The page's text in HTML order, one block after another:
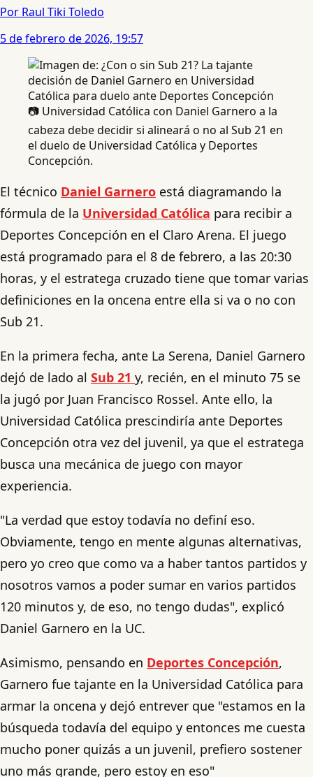
Por Raul Tiki Toledo
5 de febrero de 2026, 19:57
📷 Universidad Católica con Daniel Garnero a la
cabeza debe decidir si alineará o no al Sub 21 en
el duelo de Universidad Católica y Deportes
Concepción.
El técnico Daniel Garnero está diagramando la
fórmula de la Universidad Católica para recibir a
Deportes Concepción en el Claro Arena. El juego
está programado para el 8 de febrero, a las 20:30
horas, y el estratega cruzado tiene que tomar varias
definiciones en la oncena entre ella si va o no con
Sub 21.
En la primera fecha, ante La Serena, Daniel Garnero
dejó de lado al Sub 21 y, recién, en el minuto 75 se
la jugó por Juan Francisco Rossel. Ante ello, la
Universidad Católica prescindiría ante Deportes
Concepción otra vez del juvenil, ya que el estratega
busca una mecánica de juego con mayor
experiencia.
"La verdad que estoy todavía no definí eso.
Obviamente, tengo en mente algunas alternativas,
pero yo creo que como va a haber tantos partidos y
nosotros vamos a poder sumar en varios partidos
120 minutos y, de eso, no tengo dudas", explicó
Daniel Garnero en la UC.
Asimismo, pensando en Deportes Concepción,
Garnero fue tajante en la Universidad Católica para
armar la oncena y dejó entrever que "estamos en la
búsqueda todavía del equipo y entonces me cuesta
mucho poner quizás a un juvenil, prefiero sostener
uno más grande, pero estoy en eso"